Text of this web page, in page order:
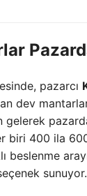
pazarcı
dev
gelerek
biri 400 ila
beslenme
sunuyor.